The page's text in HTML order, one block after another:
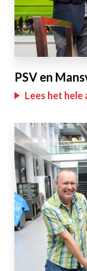
PSV en
Lees het hele